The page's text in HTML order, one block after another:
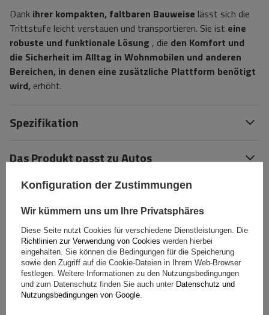
Dank ihrer kompakten, faltbaren Bauweise lässt sich die
Trittstufe leicht verstauen und transportieren. Sie ist eine
robuste und funktionale Lösung , die den Komfort und
die Sicherheit im Alltag in Wohnmobilen und anderen
Bereichen, in denen eine zusätzliche Plattform benötigt
wird, erhöht.
Spezifikation
Das Produkt passt zu Autos
Lieferung
Stelle eine Frage
Bewertungen(0)
Konfiguration der Zustimmungen
Wir kümmern uns um Ihre Privatsphäres
Diese Seite nutzt Cookies für verschiedene Dienstleistungen. Die
Richtlinien zur Verwendung von Cookies werden hierbei
eingehalten. Sie können die Bedingungen für die Speicherung
sowie den Zugriff auf die Cookie-Dateien in Ihrem Web-Browser
festlegen. Weitere Informationen zu den Nutzungsbedingungen
und zum Datenschutz finden Sie auch unter Datenschutz und
Nutzungsbedingungen von Google